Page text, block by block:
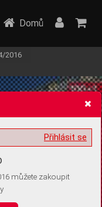
informací
Domů
2016
Přihlásit se
můžete zakoupit